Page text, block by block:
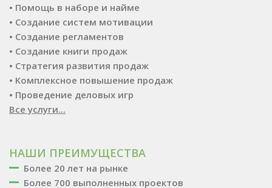
• Помощь в наборе и найме
• Создание систем мотивации
• Создание регламентов
• Создание книги продаж
• Стратегия развития продаж
• Комплексное повышение продаж
• Проведение деловых игр
Все услуги...
НАШИ ПРЕИМУЩЕСТВА
Более 20 лет на рынке
Более 700 выполненных проектов